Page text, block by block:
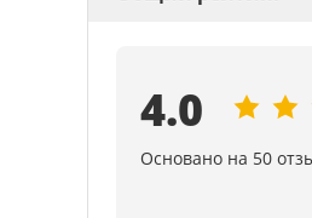
4.0
Основано на 50